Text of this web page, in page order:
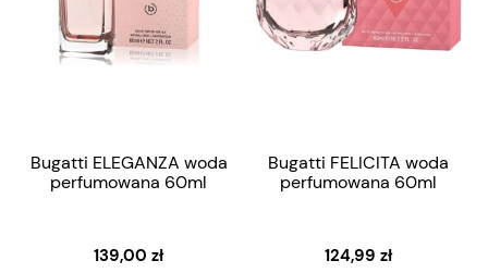
Bugatti ELEGANZA woda
perfumowana 60ml
139,00 zł
Bugatti FELICITA woda
perfumowana 60ml
124,99 zł